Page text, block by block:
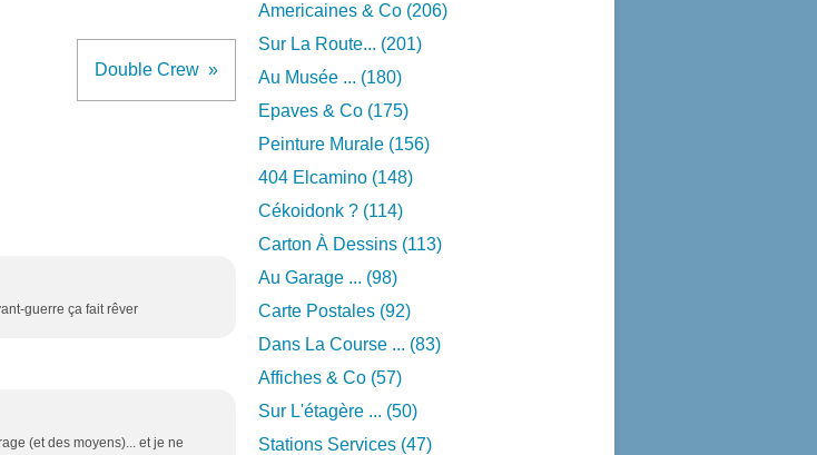
Double Crew
guerre ça fait rêver
(et des moyens)... et je ne
Americaines & Co (206)
Sur La Route... (201)
Au Musée ... (180)
Epaves & Co (175)
Peinture Murale (156)
404 Elcamino (148)
Cékoidonk ? (114)
Carton À Dessins (113)
Au Garage ... (98)
Carte Postales (92)
Dans La Course ... (83)
Affiches & Co (57)
Sur L'étagère ... (50)
Stations Services (47)